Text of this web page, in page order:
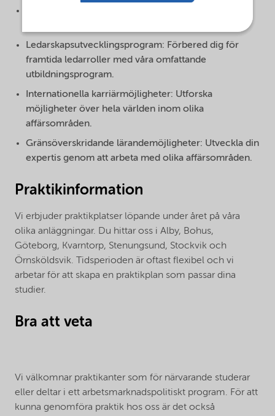
Ledarskapsutvecklingsprogram: Förbered dig för
framtida ledarroller med våra omfattande
utbildningsprogram.
Internationella karriärmöjligheter: Utforska
möjligheter över hela världen inom olika
affärsområden.
Gränsöverskridande lärandemöjligheter: Utveckla din
expertis genom att arbeta med olika affärsområden.
Praktikinformation
Vi erbjuder praktikplatser löpande under året på våra
olika anläggningar. Du hittar oss i Alby, Bohus,
Göteborg, Kvarntorp, Stenungsund, Stockvik och
Örnsköldsvik. Tidsperioden är oftast flexibel och vi
arbetar för att skapa en praktikplan som passar dina
studier.
Bra att veta
Vi välkomnar praktikanter som för närvarande studerar
eller deltar i ett arbetsmarknadspolitiskt program. För att
kunna genomföra praktik hos oss är det också